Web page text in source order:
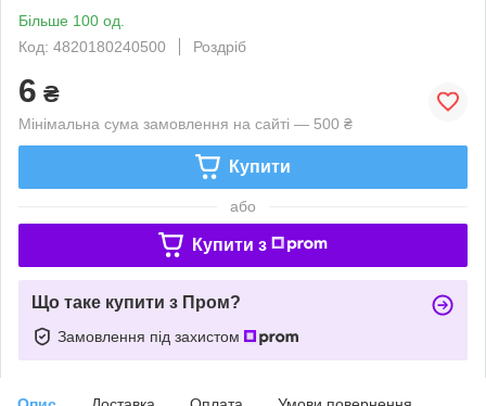
Більше 100 од.
Код: 4820180240500
Роздріб
6 ₴
Мінімальна сума замовлення на сайті — 500 ₴
Купити
або
Купити з
Що таке купити з Пром?
Замовлення під захистом